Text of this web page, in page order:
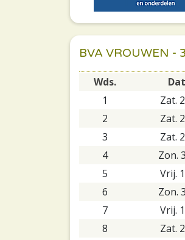
BVA VROUWEN -
Wds.
1
Zat.
2
Zat.
3
Zat.
4
Zon.
5
Vrij.
6
Zon.
7
Vrij.
8
Zat.